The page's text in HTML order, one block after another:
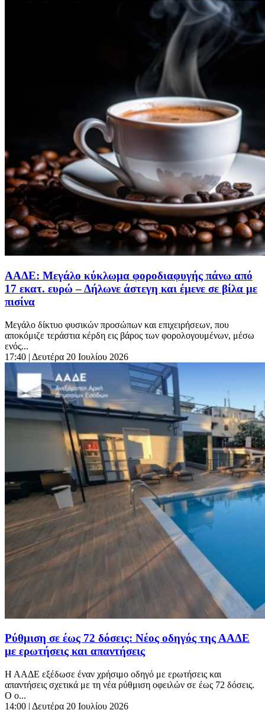
ΑΑΔΕ: Μεγάλο κύκλωμα φοροδιαφυγής πάνω από
17 εκατ. ευρώ – Δήλωνε άστεγη και έμενε σε βίλα με
πισίνα
Μεγάλο δίκτυο φυσικών προσώπων και επιχειρήσεων, που
αποκόμιζε τεράστια κέρδη εις βάρος των φορολογουμένων, μέσω
ενός...
17:40 | Δευτέρα 20 Ιουλίου 2026
Ρύθμιση σε έως 72 δόσεις: Νέος οδηγός της ΑΑΔΕ
με ερωτήσεις και απαντήσεις
Η ΑΑΔΕ εξέδωσε έναν χρήσιμο οδηγό με ερωτήσεις και
απαντήσεις σχετικά με τη νέα ρύθμιση οφειλών σε έως 72 δόσεις.
Ο ο...
14:00 | Δευτέρα 20 Ιουλίου 2026